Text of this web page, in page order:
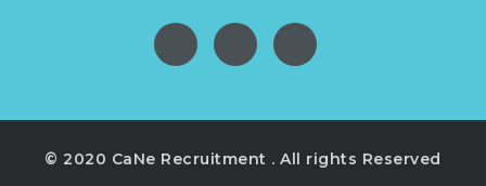
© 2020 CaNe Recruitment . All rights Reserved